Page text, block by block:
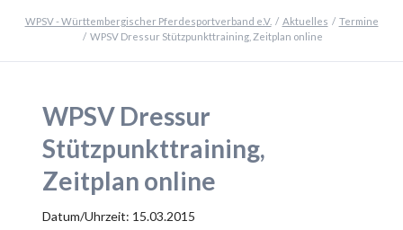
WPSV - Württembergischer Pferdesportverband e.V. Aktuelles
Termine
WPSV Dressur Stützpunkttraining, Zeitplan online
WPSV Dressur
Stützpunkttraining,
Zeitplan online
Datum/Uhrzeit: 15.03.2015